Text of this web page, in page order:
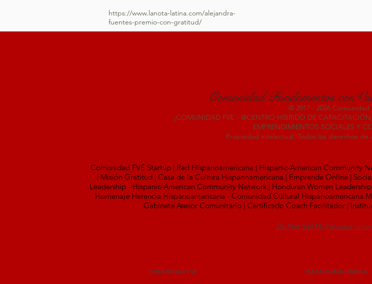
https://www.lanota-latina.com/alejandra-
fuentes-premio-con-gratitud/
Comunidad Fundamentos
© 2017 - 2026 Comunidad
​¡COMUNIDAD FVE - @CENTRO HÍBRIDO DE
EMPRENDIMIENTOS SOCIALES Y
Propiedad intelectual. Todos los derechos de
Comunidad FVE Startup | Red Hispanoamericana | Hispanic-American Community
| Misión Gratitud | Casa de la Cultura Hispanoamericana | Emprende Online |
Leadership - Hispanic-American Community Network | Honduran Women
Homenaje Herencia Hispanoamericana - Comunidad Cultural Hispanoamericana
Gabinete Asesor Comunitario | Certificado Coach Facilitador |
Do Not Sell My Personal
COMUNIDAD FVE PLATAFORMA HÍBRIDA